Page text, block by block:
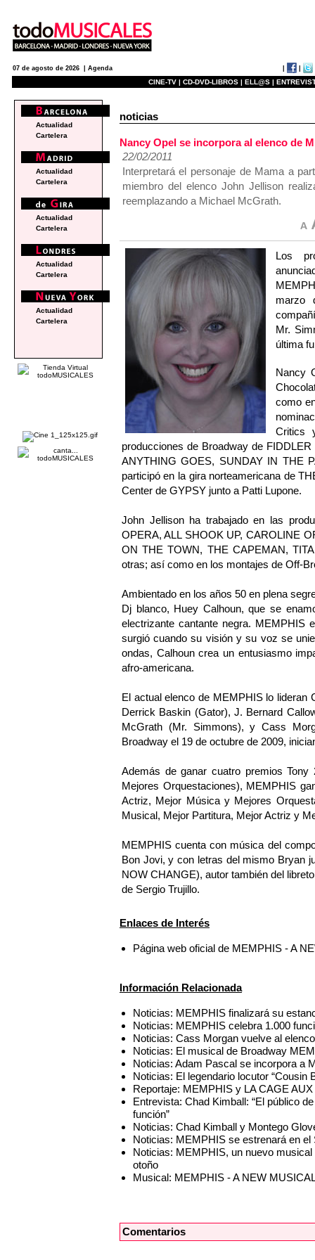
07 de agosto de 2026 | Agenda
CINE-TV | CD-DVD-LIBROS | ELL@S |
noticias
Nancy Opel se incorpora al elenco de
22/02/2011
Interpretará el personaje de Mama a
miembro del elenco John Jellison
reemplazando a Michael McGrath.
Los
marzo
Mr.
última
Nancy
como
Critics
producciones de Broadway de
ANYTHING GOES, SUNDAY IN THE
participó en la gira norteamericana de
Center de GYPSY junto a Patti Lupone.
John Jellison ha trabajado en las
OPERA, ALL SHOOK UP, CAROLINE
ON THE TOWN, THE CAPEMAN,
otras; así como en los montajes de Off-
Ambientado en los años 50 en plena
Dj blanco, Huey Calhoun, que se
electrizante cantante negra. MEMPHIS
surgió cuando su visión y su voz se
ondas, Calhoun crea un entusiasmo
afro-americana.
El actual elenco de MEMPHIS lo lideran
Derrick Baskin (Gator), J. Bernard
McGrath (Mr. Simmons), y Cass
Broadway el 19 de octubre de 2009,
Además de ganar cuatro premios
Mejores Orquestaciones), MEMPHIS
Actriz, Mejor Música y Mejores
Musical, Mejor Partitura, Mejor Actriz y
MEMPHIS cuenta con música del
Bon Jovi, y con letras del mismo Bryan
NOW CHANGE), autor también del
de Sergio Trujillo.
Enlaces de Interés
Página web oficial de MEMPHIS - A
Información Relacionada
Noticias: MEMPHIS finalizará su
Noticias: MEMPHIS celebra 1.000
Noticias: Cass Morgan vuelve al
Noticias: El musical de Broadway
Noticias: Adam Pascal se incorpora a
Noticias: El legendario locutor
Reportaje: MEMPHIS y LA CAGE
Entrevista: Chad Kimball: “El público
función”
Noticias: Chad Kimball y Montego
Noticias: MEMPHIS se estrenará en
Noticias: MEMPHIS, un nuevo
otoño
Musical: MEMPHIS - A NEW
Comentarios
Actualidad
Cartelera
Actualidad
Cartelera
Actualidad
Cartelera
Actualidad
Cartelera
Actualidad
Cartelera